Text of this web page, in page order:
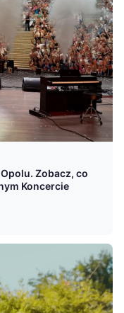
Zobacz, co
Koncercie